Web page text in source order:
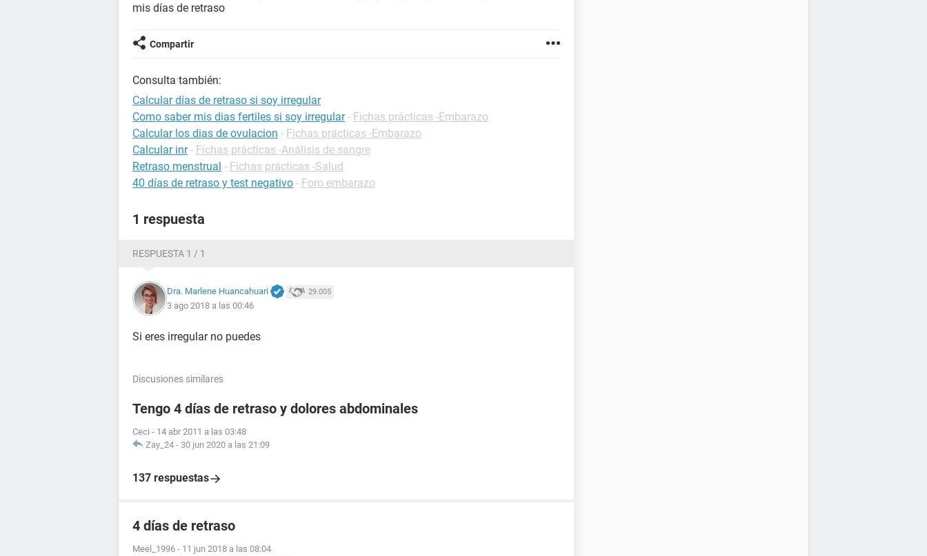
mis días de retraso
Compartir
Consulta también:
Calcular días de retraso si soy irregular
Como saber mis dias fertiles si soy irregular - Fichas prácticas -Embarazo
Calcular los dias de ovulacion - Fichas prácticas -Embarazo
Calcular inr - Fichas prácticas -Análisis de sangre
Retraso menstrual - Fichas prácticas -Salud
40 días de retraso y test negativo - Foro embarazo
1 respuesta
RESPUESTA 1 / 1
Dra. Marlene Huancahuari 29.005
3 ago 2018 a las 00:46
Si eres irregular no puedes
Discusiones similares
Tengo 4 días de retraso y dolores abdominales
Ceci - 14 abr 2011 a las 03:48
Zay_24 - 30 jun 2020 a las 21:09
137 respuestas
4 días de retraso
Meel_1996 - 11 jun 2018 a las 08:04